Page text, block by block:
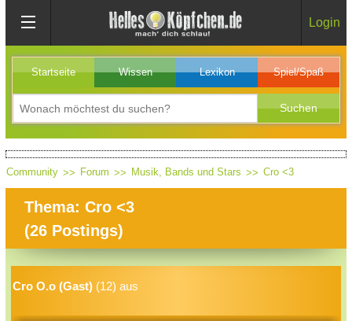
Login
Startseite Wissen Lexikon Spiel/Spaß
Community Forum Musik, Bands und Stars Cro <3
Thema: Cro <3
(26 Postings)
Cro O.o (Gast) (12) aus